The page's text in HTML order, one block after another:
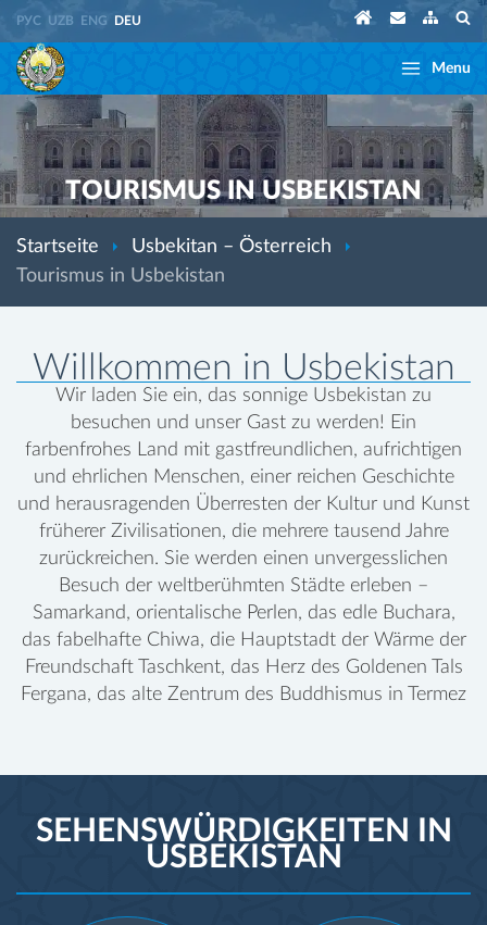
РУС UZB ENG DEU
Menu
TOURISMUS IN USBEKISTAN
Startseite
Usbekitan – Österreich
Tourismus in Usbekistan
Willkommen in Usbekistan
Wir laden Sie ein, das sonnige Usbekistan zu
besuchen und unser Gast zu werden! Ein
farbenfrohes Land mit gastfreundlichen, aufrichtigen
und ehrlichen Menschen, einer reichen Geschichte
und herausragenden Überresten der Kultur und Kunst
früherer Zivilisationen, die mehrere tausend Jahre
zurückreichen. Sie werden einen unvergesslichen
Besuch der weltberühmten Städte erleben –
Samarkand, orientalische Perlen, das edle Buchara,
das fabelhafte Chiwa, die Hauptstadt der Wärme der
Freundschaft Taschkent, das Herz des Goldenen Tals
Fergana, das alte Zentrum des Buddhismus in Termez
SEHENSWÜRDIGKEITEN IN
USBEKISTAN